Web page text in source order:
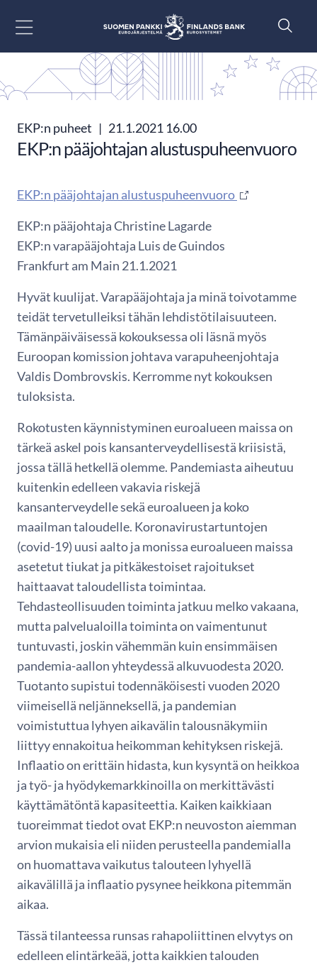
EKP:n puheet | 21.1.2021 16.00
EKP:n pääjohtajan alustuspuheenvuoro
EKP:n pääjohtajan alustuspuheenvuoro
EKP:n pääjohtaja Christine Lagarde
EKP:n varapääjohtaja Luis de Guindos
Frankfurt am Main 21.1.2021
Hyvät kuulijat. Varapääjohtaja ja minä toivotamme
teidät tervetulleiksi tähän lehdistötilaisuuteen.
Tämänpäiväisessä kokouksessa oli läsnä myös
Euroopan komission johtava varapuheenjohtaja
Valdis Dombrovskis. Kerromme nyt kokouksen
tuloksista.
Rokotusten käynnistyminen euroalueen maissa on
tärkeä askel pois kansanterveydellisestä kriisistä,
jossa tällä hetkellä olemme. Pandemiasta aiheutuu
kuitenkin edelleen vakavia riskejä
kansanterveydelle sekä euroalueen ja koko
maailman taloudelle. Koronavirustartuntojen
(covid-19) uusi aalto ja monissa euroalueen maissa
asetetut tiukat ja pitkäkestoiset rajoitukset
haittaavat taloudellista toimintaa.
Tehdasteollisuuden toiminta jatkuu melko vakaana,
mutta palvelualoilla toiminta on vaimentunut
tuntuvasti, joskin vähemmän kuin ensimmäisen
pandemia-aallon yhteydessä alkuvuodesta 2020.
Tuotanto supistui todennäköisesti vuoden 2020
viimeisellä neljänneksellä, ja pandemian
voimistuttua lyhyen aikavälin talousnäkymiin
liittyy ennakoitua heikomman kehityksen riskejä.
Inflaatio on erittäin hidasta, kun kysyntä on heikkoa
ja työ- ja hyödykemarkkinoilla on merkittävästi
käyttämätöntä kapasiteettia. Kaiken kaikkiaan
tuoreimmat tiedot ovat EKP:n neuvoston aiemman
arvion mukaisia eli niiden perusteella pandemialla
on huomattava vaikutus talouteen lyhyellä
aikavälillä ja inflaatio pysynee heikkona pitemmän
aikaa.
Tässä tilanteessa runsas rahapoliittinen elvytys on
edelleen elintärkeää, jotta kaikkien talouden